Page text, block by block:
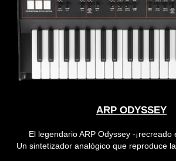
ARP ODYSSEY
El legendario ARP Odyssey -¡recreado
Un sintetizador analógico que reproduce